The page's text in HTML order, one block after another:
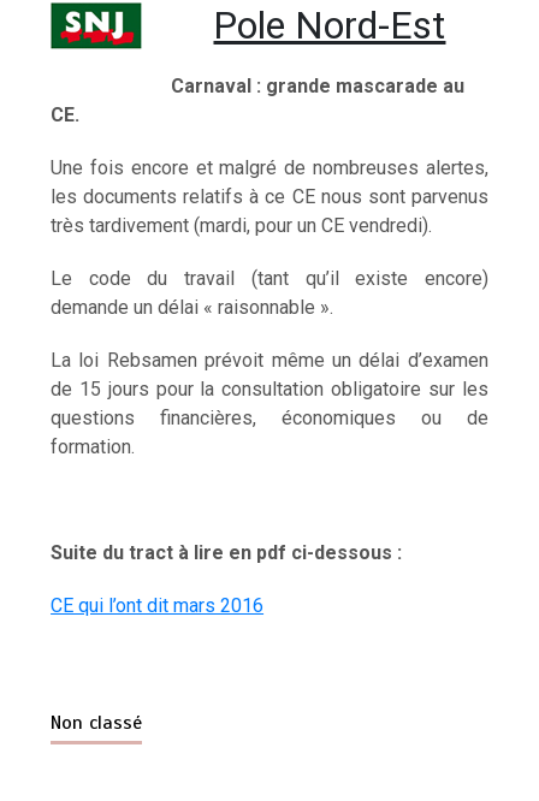
Pole Nord-Est
Carnaval : grande mascarade au
CE.
Une fois encore et malgré de nombreuses alertes,
les documents relatifs à ce CE nous sont parvenus
très tardivement (mardi, pour un CE vendredi).
Le code du travail (tant qu’il existe encore)
demande un délai « raisonnable ».
La loi Rebsamen prévoit même un délai d’examen
de 15 jours pour la consultation obligatoire sur les
questions financières, économiques ou de
formation.
Suite du tract à lire en pdf ci-dessous :
CE qui l’ont dit mars 2016
Non classé